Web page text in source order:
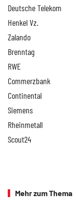
Deutsche Telekom
Henkel Vz.
Zalando
Brenntag
RWE
Commerzbank
Continental
Siemens
Rheinmetall
Scout24
Mehr zum Thema